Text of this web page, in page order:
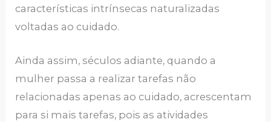
características intrínsecas naturalizadas
voltadas ao cuidado.
Ainda assim, séculos adiante, quando a
mulher passa a realizar tarefas não
relacionadas apenas ao cuidado, acrescentam
para si mais tarefas, pois as atividades